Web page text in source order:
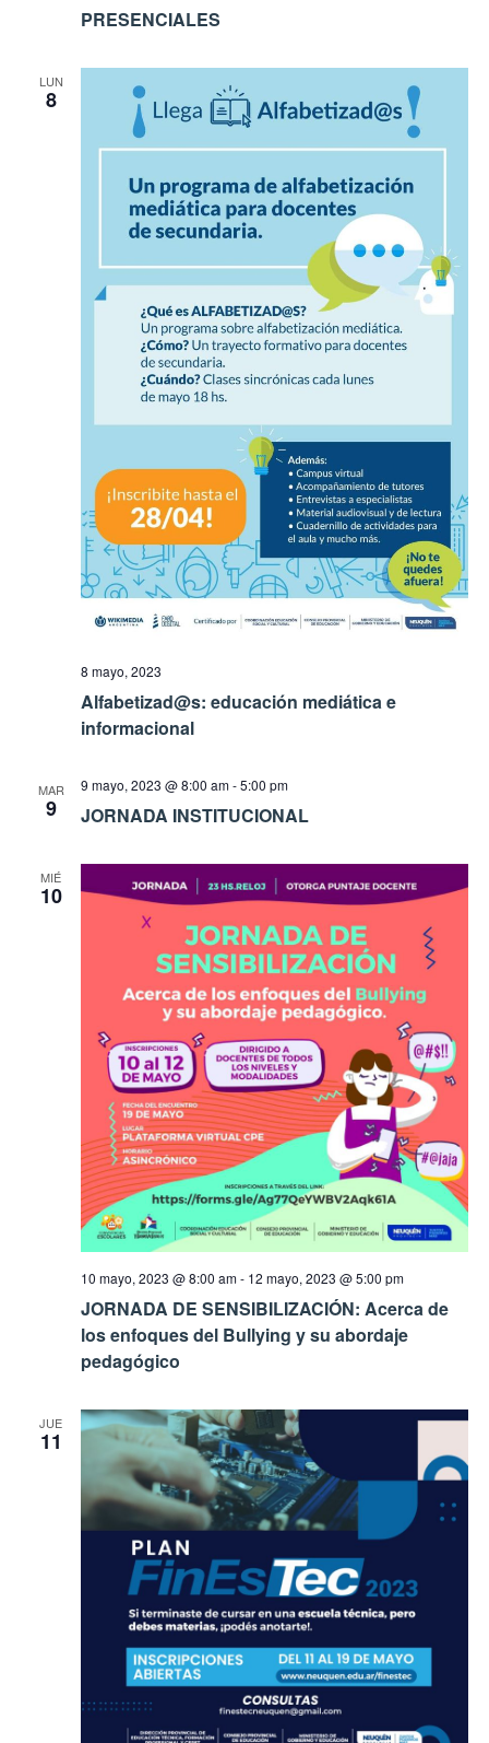
PRESENCIALES
LUN
8
8 mayo, 2023
Alfabetizad@s: educación mediática e
informacional
MAR
9
9 mayo, 2023 @ 8:00 am-5:00 pm
JORNADA INSTITUCIONAL
MIÉ
10
10 mayo, 2023 @ 8:00 am- 12 mayo, 2023 @ 5:00 pm
JORNADA DE SENSIBILIZACIÓN: Acerca de
los enfoques del Bullying y su abordaje
pedagógico
JUE
11